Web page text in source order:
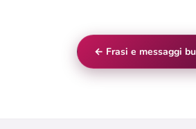
← Frasi e messaggi